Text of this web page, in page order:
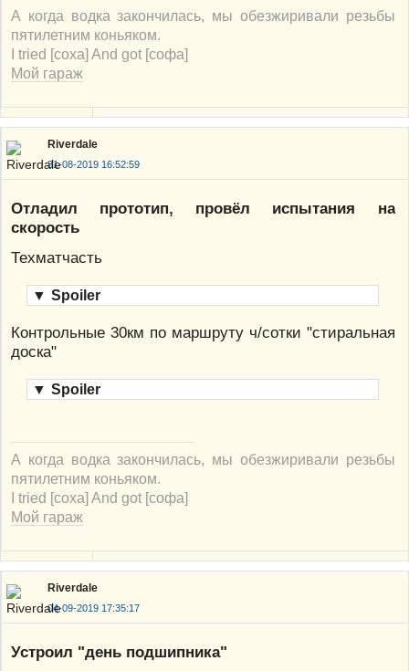
А когда водка закончилась, мы обезжиривали резьбы
пятилетним коньяком.
I tried [соха] And got [софа]
Мой гараж
Riverdale
31-08-2019 16:52:59
Отладил прототип, провёл испытания на
скорость
Техматчасть
▼ Spoiler
Контрольные 30км по маршруту ч/сотки "стиральная
доска"
▼ Spoiler
А когда водка закончилась, мы обезжиривали резьбы
пятилетним коньяком.
I tried [соха] And got [софа]
Мой гараж
Riverdale
04-09-2019 17:35:17
Устроил "день подшипника"